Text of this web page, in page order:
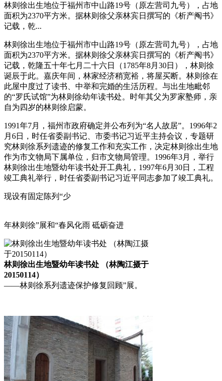
林则徐出生地位于福州市中山路19号（原左营司九号），占地
面积为2370平方米。据林则徐父亲林宾日撰写的《析产阄书》
记载，乾...
林则徐出生地位于福州市中山路19号（原左营司九号），占地
面积为2370平方米。据林则徐父亲林宾日撰写的《析产阄书》
记载，乾隆五十年七月二十六日（1785年8月30日），林则徐
诞辰于此。嘉庆年间，林家经济稍宽裕，将屋买断。林则徐在
此屋中度过了读书、中举和完婚的生活历程。与出生地毗邻
的“罗氏试馆”为林则徐幼年读书处。时年其父为罗家塾师，亲
自为四岁的林则徐启蒙。
1991年7月，福州市政府确定并公布列为“名人故居”。1996年2
月6日，时任省委副书记、市委书记习近平主持会议，专题研
究林则徐系列遗迹的修复工作和充实工作，决定林则徐出生地
作为市文物局下属单位，归市文物局管理。1996年3月，举行
林则徐出生地暨幼年读书处开工典礼，1997年6月30日，工程
竣工典礼举行，时任省委副书记习近平同志参加了竣工典礼。
现设有固定陈列“少
年林则徐”展和“春风化雨 砥砺奋进
林则徐出生地暨幼年读书处 （林陶江摄于
20150114）
——林则徐系列遗迹保护修复回顾”展。